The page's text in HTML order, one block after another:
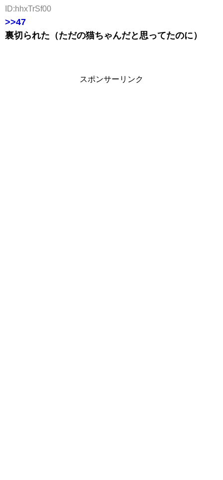
ID:hhxTrSf00
>>47
裏切られた（ただの猫ちゃんだと思ってたのに）
スポンサーリンク